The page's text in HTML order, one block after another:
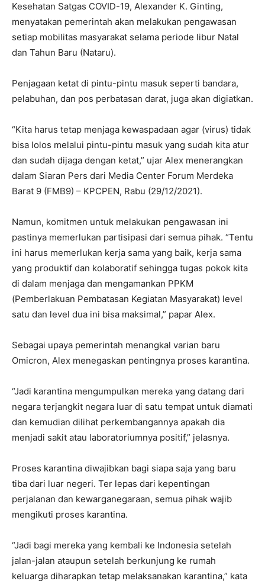
Kesehatan Satgas COVID-19, Alexander K. Ginting,
menyatakan pemerintah akan melakukan pengawasan
setiap mobilitas masyarakat selama periode libur Natal
dan Tahun Baru (Nataru).
Penjagaan ketat di pintu-pintu masuk seperti bandara,
pelabuhan, dan pos perbatasan darat, juga akan digiatkan.
“Kita harus tetap menjaga kewaspadaan agar (virus) tidak
bisa lolos melalui pintu-pintu masuk yang sudah kita atur
dan sudah dijaga dengan ketat,” ujar Alex menerangkan
dalam Siaran Pers dari Media Center Forum Merdeka
Barat 9 (FMB9) – KPCPEN, Rabu (29/12/2021).
Namun, komitmen untuk melakukan pengawasan ini
pastinya memerlukan partisipasi dari semua pihak. “Tentu
ini harus memerlukan kerja sama yang baik, kerja sama
yang produktif dan kolaboratif sehingga tugas pokok kita
di dalam menjaga dan mengamankan PPKM
(Pemberlakuan Pembatasan Kegiatan Masyarakat) level
satu dan level dua ini bisa maksimal,” papar Alex.
Sebagai upaya pemerintah menangkal varian baru
Omicron, Alex menegaskan pentingnya proses karantina.
“Jadi karantina mengumpulkan mereka yang datang dari
negara terjangkit negara luar di satu tempat untuk diamati
dan kemudian dilihat perkembangannya apakah dia
menjadi sakit atau laboratoriumnya positif,” jelasnya.
Proses karantina diwajibkan bagi siapa saja yang baru
tiba dari luar negeri. Ter lepas dari kepentingan
perjalanan dan kewarganegaraan, semua pihak wajib
mengikuti proses karantina.
“Jadi bagi mereka yang kembali ke Indonesia setelah
jalan-jalan ataupun setelah berkunjung ke rumah
keluarga diharapkan tetap melaksanakan karantina,” kata